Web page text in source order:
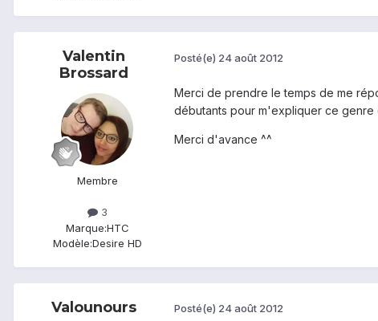
Valentin
Brossard
Membre
3
Marque:HTC
Modèle:Desire HD
Posté(e) 24 août 2012
Merci de prendre le temps de me
débutants pour m'expliquer ce genre
Merci d'avance ^^
Valounours Posté(e) 24 août 2012